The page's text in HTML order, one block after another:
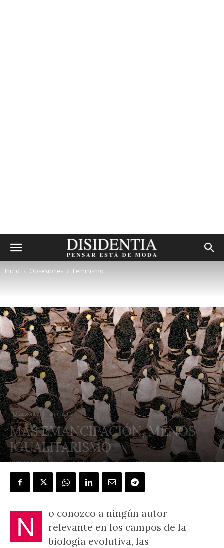
Inicio Obsesiones Feminismo
Obsesiones Feminismo
MÁS EMANCIPACIÓN, MENOS
IGUALITARISMO
POR LUIS I. GÓMEZ FERNÁNDEZ - 10 febrero, 2021
N
o conozco a ningún autor
relevante en los campos de la
biología evolutiva, las